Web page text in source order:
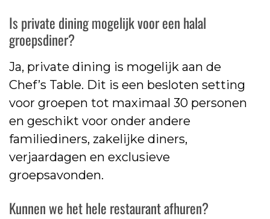
Is private dining mogelijk voor een halal
groepsdiner?
Ja, private dining is mogelijk aan de
Chef’s Table. Dit is een besloten setting
voor groepen tot maximaal 30 personen
en geschikt voor onder andere
familiediners, zakelijke diners,
verjaardagen en exclusieve
groepsavonden.
Kunnen we het hele restaurant afhuren?